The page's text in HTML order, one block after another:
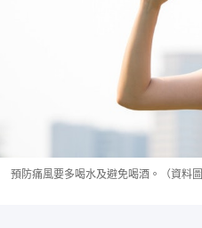
預防痛風要多喝水及避免喝酒。（資料圖